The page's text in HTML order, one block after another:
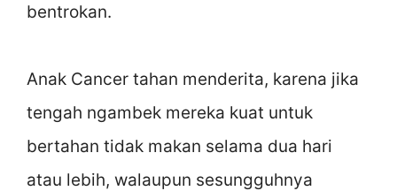
bentrokan.
Anak Cancer tahan menderita, karena jika
tengah ngambek mereka kuat untuk
bertahan tidak makan selama dua hari
atau lebih, walaupun sesungguhnya